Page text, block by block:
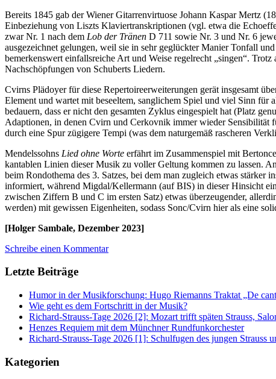
Bereits 1845 gab der Wiener Gitarrenvirtuose Johann Kaspar Mertz
Einbeziehung von Liszts Klaviertranskriptionen (vgl. etwa die
zwar Nr. 1 nach dem Lob der Tränen D 711 sowie Nr. 3 und Nr. 6
ausgezeichnet gelungen, weil sie in sehr geglückter Manier Tonfall
bemerkenswert einfallsreiche Art und Weise regelrecht „singen“.
Nachschöpfungen von Schuberts Liedern.
Cvirns Plädoyer für diese Repertoireerweiterungen gerät insgesamt
Element und wartet mit beseeltem, sanglichem Spiel und viel Sinn
bedauern, dass er nicht den gesamten Zyklus eingespielt hat (Platz
Adaptionen, in denen Cvirn und Cerkovnik immer wieder Sensibilität
durch eine Spur zügigere Tempi (was dem naturgemäß rascheren
Mendelssohns Lied ohne Worte erfährt im Zusammenspiel mit
kantablen Linien dieser Musik zu voller Geltung kommen zu lassen.
beim Rondothema des 3. Satzes, bei dem man zugleich etwas
informiert, während Migdal/Kellermann (auf BIS) in dieser Hinsicht
zwischen Ziffern B und C im ersten Satz) etwas überzeugender,
werden) mit gewissen Eigenheiten, sodass Sonc/Cvirn hier als eine
[Holger Sambale, Dezember 2023]
Schreibe einen Kommentar
Letzte Beiträge
Humor in der Musikforschung: Hugo Riemanns Traktat „De
Wie geht es dem Fortschritt in der Musik?
Richard-Strauss-Tage 2026 [2]: Mozart trifft späten Strauss,
Henzes Requiem mit dem Münchner Rundfunkorchester
Richard-Strauss-Tage 2026 [1]: Schulfugen des jungen Strauss
Kategorien